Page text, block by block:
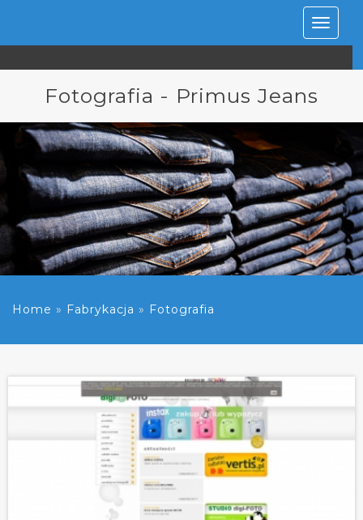
Rozwiń
Fotografia - Primus Jeans
Home » Fabrykacja » Fotografia